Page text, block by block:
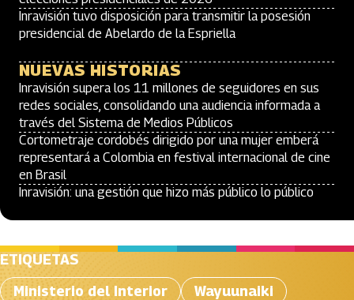
Inravisión tuvo disposición para transmitir la posesión
presidencial de Abelardo de la Espriella
NUEVAS HISTORIAS
Inravisión supera los 11 millones de seguidores en sus
redes sociales, consolidando una audiencia informada a
través del Sistema de Medios Públicos
Cortometraje cordobés dirigido por una mujer emberá
representará a Colombia en festival internacional de cine
en Brasil
Inravisión: una gestión que hizo más público lo público
ETIQUETAS
Ministerio del Interior
Wayuunaiki